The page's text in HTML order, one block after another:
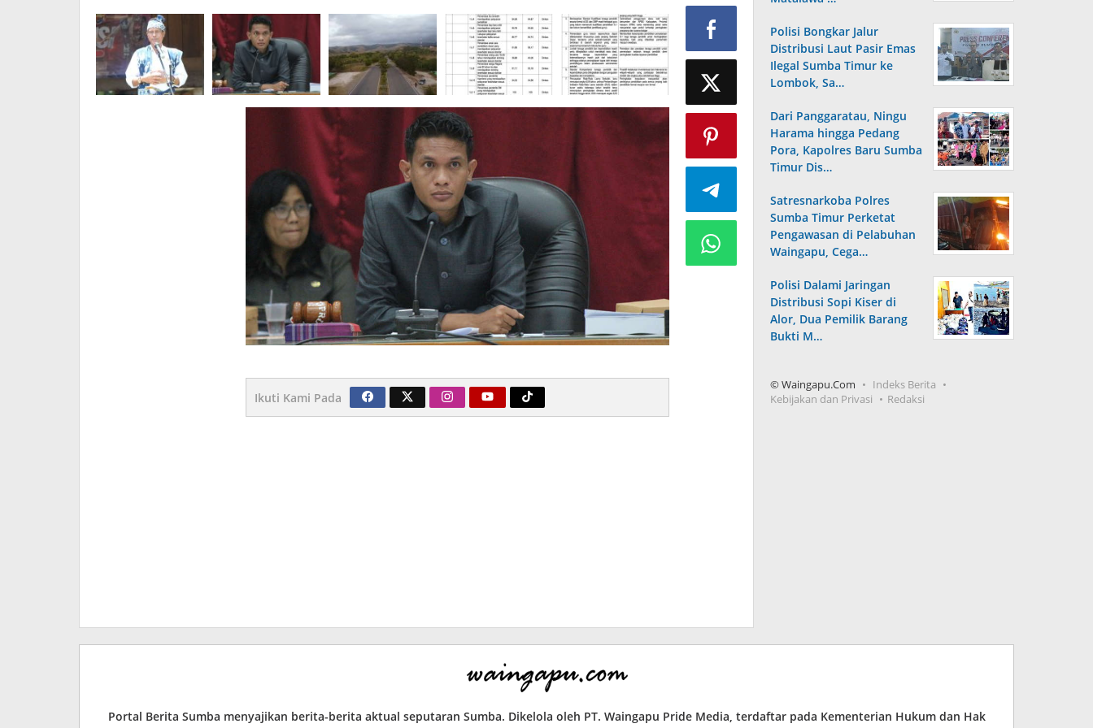
Ikuti Kami Pada
Polisi Bongkar Jalur
Distribusi Laut Pasir Emas
Ilegal Sumba Timur ke
Lombok, Sa…
Dari Panggaratau, Ningu
Harama hingga Pedang
Pora, Kapolres Baru Sumba
Timur Dis…
Satresnarkoba Polres
Sumba Timur Perketat
Pengawasan di Pelabuhan
Waingapu, Cega…
Polisi Dalami Jaringan
Distribusi Sopi Kiser di
Alor, Dua Pemilik Barang
Bukti M…
© Waingapu.Com
Indeks Berita
Kebijakan dan Privasi
Redaksi
Portal Berita Sumba menyajikan berita-berita aktual seputaran Sumba. Dikelola oleh PT. Waingapu Pride Media, terdaftar pada Kementerian Hukum dan Hak